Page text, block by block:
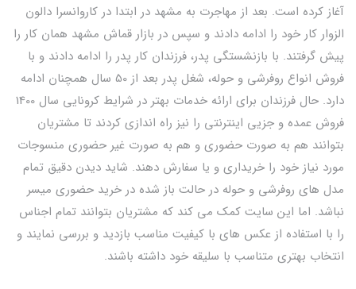
آغاز کرده است. بعد از مهاجرت به مشهد در ابتدا در کاروانسرا دالون
الزوار کار خود را ادامه دادند و سپس در بازار قماش مشهد همان کار را
پیش گرفتند. با بازنشستگی پدر، فرزندان کار پدر را ادامه دادند و با
فروش انواع روفرشی و حوله، شغل پدر بعد از 50 سال همچنان ادامه
دارد. حال فرزندان برای ارائه خدمات بهتر در شرایط کرونایی سال 1400
فروش عمده و جزیی اینترنتی را نیز راه اندازی کردند تا مشتریان
بتوانند هم به صورت حضوری و هم به صورت غیر حضوری منسوجات
مورد نیاز خود را خریداری و یا سفارش دهند. شاید دیدن دقیق تمام
مدل های روفرشی و حوله در حالت باز شده در خرید حضوری میسر
نباشد. اما این سایت کمک می کند که مشتریان بتوانند تمام اجناس
را با استفاده از عکس های با کیفیت مناسب بازدید و بررسی نمایند و
انتخاب بهتری متناسب با سلیقه خود داشته باشند.